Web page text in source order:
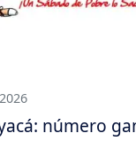
número